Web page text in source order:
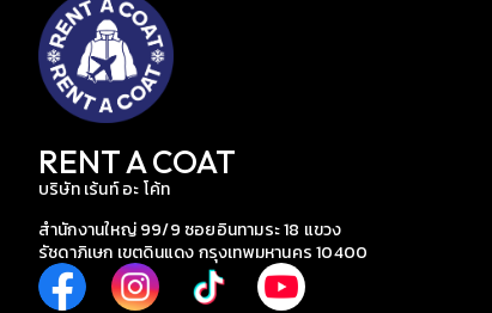
RENT A COAT
บริษัท เร้นท์ อะ โค้ท
สำนักงานใหญ่ 99/9 ซอยอินทามระ 18 แขวง
รัชดาภิเษก เขตดินแดง กรุงเทพมหานคร 10400